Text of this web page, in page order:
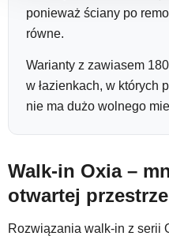
ponieważ ściany po
równe.
Warianty z zawiasem
w łazienkach, w których
nie ma dużo wolnego
Walk-in Oxia –
otwartej
Rozwiązania walk-in z serii